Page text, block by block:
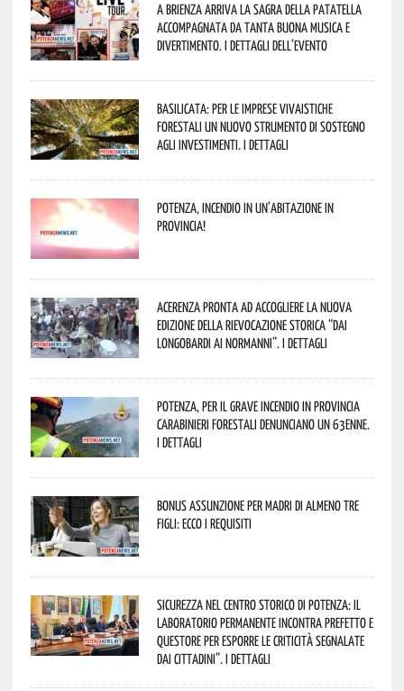
A Brienza arriva la Sagra della Patatella
accompagnata da tanta buona musica e
divertimento. I dettagli dell’evento
Basilicata: per le imprese vivaistiche
forestali un nuovo strumento di sostegno
agli investimenti. I dettagli
Potenza, incendio in un’abitazione in
provincia!
Acerenza pronta ad accogliere la nuova
edizione della rievocazione storica “Dai
Longobardi ai Normanni”. I dettagli
Potenza, per il grave incendio in Provincia
Carabinieri forestali denunciano un 63enne.
I dettagli
Bonus assunzione per madri di almeno tre
figli: ecco i requisiti
Sicurezza nel Centro Storico di Potenza: il
Laboratorio Permanente incontra Prefetto e
Questore per esporre le criticità segnalate
dai cittadini”. I dettagli